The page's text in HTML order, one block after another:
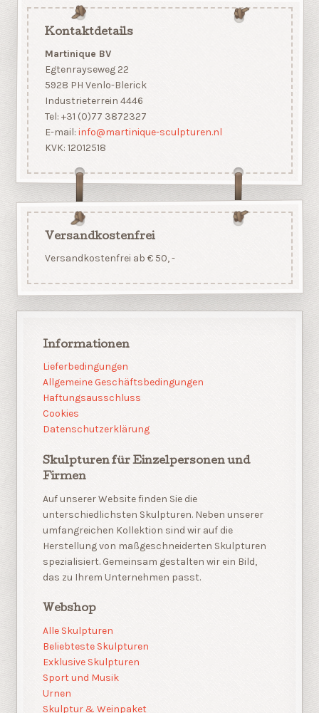
Kontaktdetails
Martinique BV
Egtenrayseweg 22
5928 PH Venlo-Blerick
Industrieterrein 4446
Tel: +31 (0)77 3872327
E-mail: info@martinique-sculpturen.nl
KVK: 12012518
Versandkostenfrei
Versandkostenfrei ab € 50, -
Informationen
Lieferbedingungen
Allgemeine Geschäftsbedingungen
Haftungsausschluss
Cookies
Datenschutzerklärung
Skulpturen für Einzelpersonen und
Firmen
Auf unserer Website finden Sie die
unterschiedlichsten Skulpturen. Neben unserer
umfangreichen Kollektion sind wir auf die
Herstellung von maßgeschneiderten Skulpturen
spezialisiert. Gemeinsam gestalten wir ein Bild,
das zu Ihrem Unternehmen passt.
Webshop
Alle Skulpturen
Beliebteste Skulpturen
Exklusive Skulpturen
Sport und Musik
Urnen
Skulptur & Weinpaket